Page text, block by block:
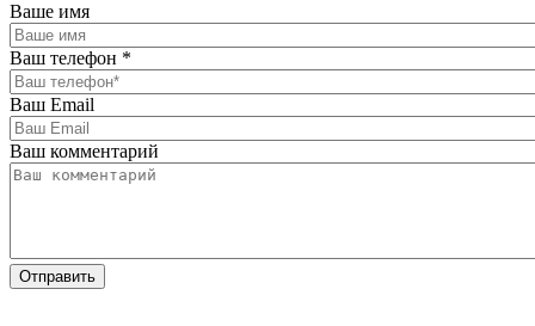
Ваше имя
Ваш телефон *
Ваш Email
Ваш комментарий